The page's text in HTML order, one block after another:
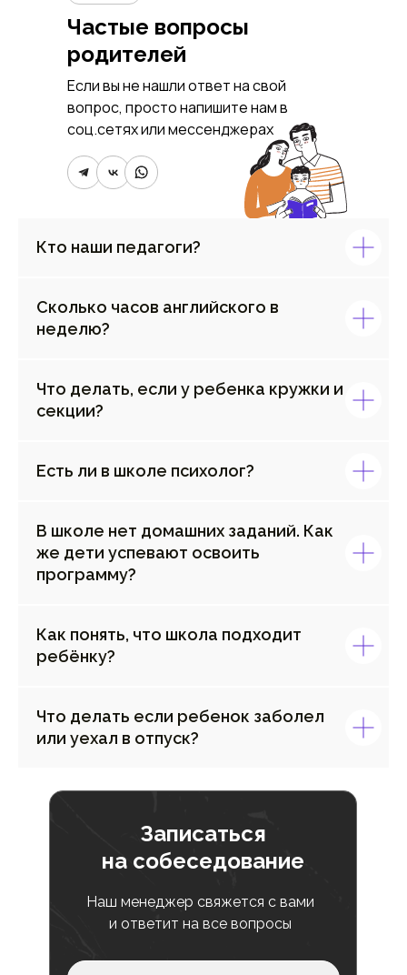
Частые вопросы
родителей
Если вы не нашли ответ на свой
вопрос, просто напишите нам в
соц.сетях или мессенджерах
Кто наши педагоги?
Сколько часов английского в
неделю?
Что делать, если у ребенка кружки и
секции?
Есть ли в школе психолог?
В школе нет домашних заданий. Как
же дети успевают освоить
программу?
Как понять, что школа подходит
ребёнку?
Что делать если ребенок заболел
или уехал в отпуск?
Записаться
на собеседование
Наш менеджер свяжется с вами
и ответит на все вопросы